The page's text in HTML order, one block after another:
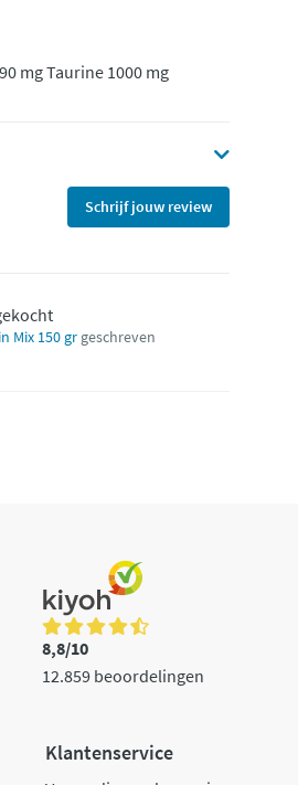
mg Taurine 1000 mg
Schrijf jouw review
Mix 150 gr geschreven
8,8/10
12.859 beoordelingen
Klantenservice